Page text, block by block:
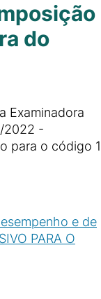
do
Examinadora
2022 -
para o código 1
e de
PARA O